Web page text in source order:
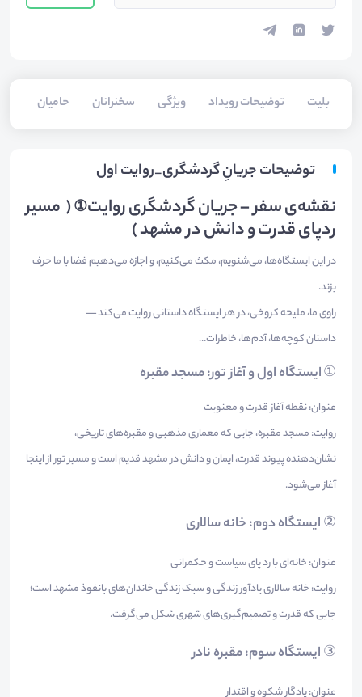
بلیت‌ توضیحات رویداد ویژگی سخنرانان حامیان
توضیحات جریانِ گردشگری_روایت اول
نقشه‌ی سفر – جریان گردشگری روایت①( مسیر
ردپای قدرت و دانش در مشهد )
در این ایستگاه‌ها، می‌شنویم، مکث می‌کنیم، و اجازه می‌دهیم فضا با ما حرف
بزند.
راوی ما، ملیحه کروخی، در هر ایستگاه داستانی روایت می‌کند —
داستان کوچه‌ها، آدم‌ها، خاطرات…
①ایستگاه اول و آغاز تور: مسجد مقبره
عنوان: نقطه آغاز قدرت و معنویت
روایت: مسجد مقبره، جایی که معماری مذهبی و مقبره‌های تاریخی،
نشان‌دهنده پیوند قدرت، ایمان و دانش در مشهد قدیم است و مسیر تور از اینجا
آغاز می‌شود.
②ایستگاه دوم: خانه سالاری
عنوان: خانه‌ای با رد پای سیاست و حکمرانی
روایت: خانه سالاری یادآور زندگی و سبک زندگی خاندان‌های بانفوذ مشهد است؛
جایی که قدرت و تصمیم‌گیری‌های شهری شکل می‌گرفت.
③ایستگاه سوم: مقبره نادر
عنوان: یادگار شکوه و اقتدار